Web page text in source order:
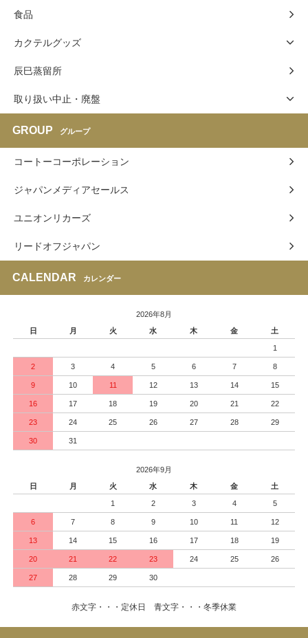
食品
カクテルグッズ
辰巳蒸留所
取り扱い中止・廃盤
GROUP グループ
コートーコーポレーション
ジャパンメディアセールス
ユニオンリカーズ
リードオフジャパン
CALENDAR カレンダー
2026年8月
日
月 火 水 木 金 土
1
2 3 4 5 6 7 8
9 10 11 12 13 14 15
16 17 18 19 20 21 22
23 24 25 26 27 28 29
30 31
2026年9月
日
月 火 水 木 金 土
1 2 3 4 5
6 7 8 9 10 11 12
13 14 15 16 17 18 19
20 21 22 23 24 25 26
27 28 29 30
赤文字・・・定休日 青文字・・・冬季休業